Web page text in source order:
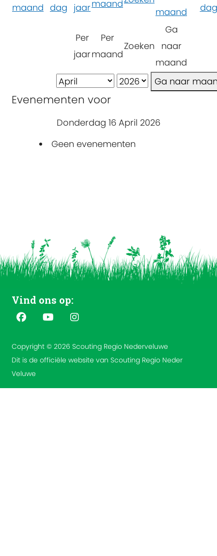
Per
jaar
Per
maand
Zoeken
Ga
naar
maand
Ga naar
Evenementen voor
Donderdag 16 April 2026
Geen evenementen
Vind ons op:
Copyright © 2026 Scouting Regio Nederveluwe
Dit is de officiële website van Scouting Regio Neder
Veluwe